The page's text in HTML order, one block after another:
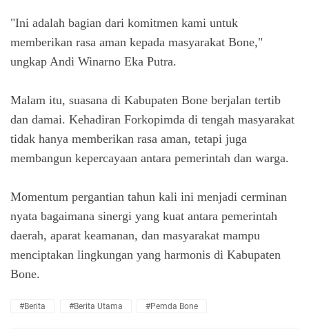
"Ini adalah bagian dari komitmen kami untuk
memberikan rasa aman kepada masyarakat Bone,"
ungkap Andi Winarno Eka Putra.
Malam itu, suasana di Kabupaten Bone berjalan tertib
dan damai. Kehadiran Forkopimda di tengah masyarakat
tidak hanya memberikan rasa aman, tetapi juga
membangun kepercayaan antara pemerintah dan warga.
Momentum pergantian tahun kali ini menjadi cerminan
nyata bagaimana sinergi yang kuat antara pemerintah
daerah, aparat keamanan, dan masyarakat mampu
menciptakan lingkungan yang harmonis di Kabupaten
Bone.
#Berita #Berita Utama #Pemda Bone